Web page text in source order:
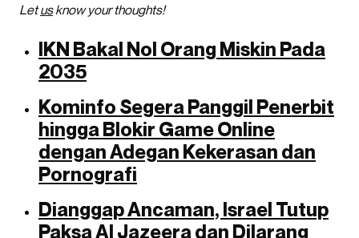
Letusknow your thoughts!
IKN Bakal Nol Orang Miskin Pada
2035
Kominfo Segera Panggil Penerbit
hingga Blokir Game Online
dengan Adegan Kekerasan dan
Pornografi
Dianggap Ancaman, Israel Tutup
Paksa Al Jazeera dan Dilarang